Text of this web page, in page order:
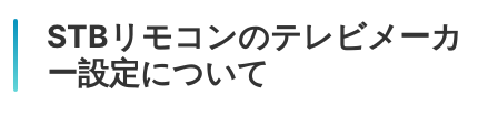
STBリモコンのテレビメーカ
ー設定について